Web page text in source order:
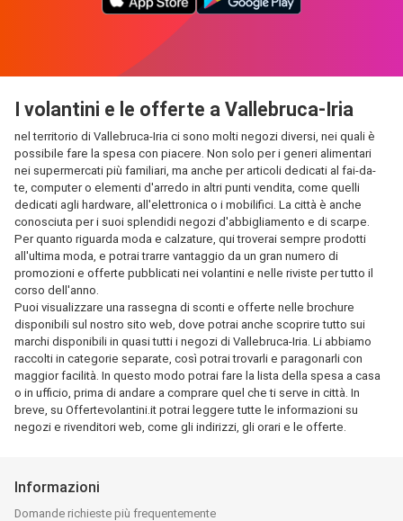
I volantini e le offerte a Vallebruca-Iria
nel territorio di Vallebruca-Iria ci sono molti negozi diversi, nei quali è
possibile fare la spesa con piacere. Non solo per i generi alimentari
nei supermercati più familiari, ma anche per articoli dedicati al fai-da-
te, computer o elementi d'arredo in altri punti vendita, come quelli
dedicati agli hardware, all'elettronica o i mobilifici. La città è anche
conosciuta per i suoi splendidi negozi d'abbigliamento e di scarpe.
Per quanto riguarda moda e calzature, qui troverai sempre prodotti
all'ultima moda, e potrai trarre vantaggio da un gran numero di
promozioni e offerte pubblicati nei volantini e nelle riviste per tutto il
corso dell'anno.
Puoi visualizzare una rassegna di sconti e offerte nelle brochure
disponibili sul nostro sito web, dove potrai anche scoprire tutto sui
marchi disponibili in quasi tutti i negozi di Vallebruca-Iria. Li abbiamo
raccolti in categorie separate, così potrai trovarli e paragonarli con
maggior facilità. In questo modo potrai fare la lista della spesa a casa
o in ufficio, prima di andare a comprare quel che ti serve in città. In
breve, su Offertevolantini.it potrai leggere tutte le informazioni su
negozi e rivenditori web, come gli indirizzi, gli orari e le offerte.
Informazioni
Domande richieste più frequentemente